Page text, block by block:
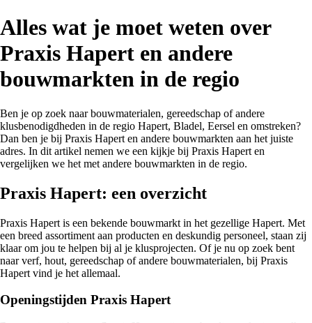
Alles wat je moet weten over
Praxis Hapert en andere
bouwmarkten in de regio
Ben je op zoek naar bouwmaterialen, gereedschap of andere
klusbenodigdheden in de regio Hapert, Bladel, Eersel en omstreken?
Dan ben je bij Praxis Hapert en andere bouwmarkten aan het juiste
adres. In dit artikel nemen we een kijkje bij Praxis Hapert en
vergelijken we het met andere bouwmarkten in de regio.
Praxis Hapert: een overzicht
Praxis Hapert is een bekende bouwmarkt in het gezellige Hapert. Met
een breed assortiment aan producten en deskundig personeel, staan zij
klaar om jou te helpen bij al je klusprojecten. Of je nu op zoek bent
naar verf, hout, gereedschap of andere bouwmaterialen, bij Praxis
Hapert vind je het allemaal.
Openingstijden Praxis Hapert